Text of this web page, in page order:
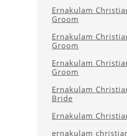
Ernakulam
Groom
Ernakulam
Groom
Ernakulam
Groom
Ernakulam
Bride
Ernakulam
ernakulam